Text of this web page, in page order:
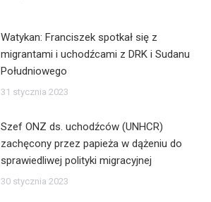
Watykan: Franciszek spotkał się z
migrantami i uchodźcami z DRK i Sudanu
Południowego
31 stycznia 2023
Szef ONZ ds. uchodźców (UNHCR)
zachęcony przez papieża w dążeniu do
sprawiedliwej polityki migracyjnej
30 stycznia 2023